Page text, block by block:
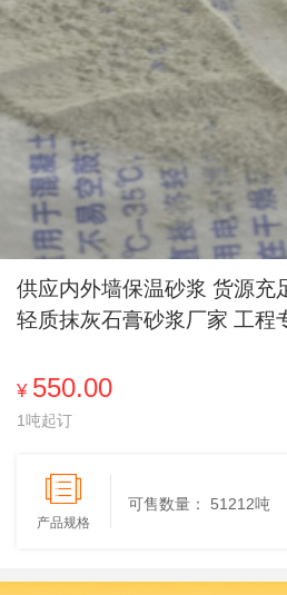
供应内外墙保温砂浆 货源充
轻质抹灰石膏砂浆厂家 工程
¥ 550.00
1吨起订
产品规格
可售数量： 51212吨